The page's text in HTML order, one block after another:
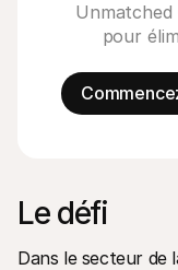
pour
Le défi
Dans le secteur de